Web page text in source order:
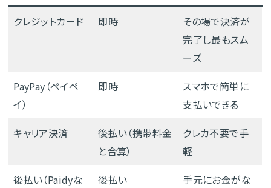
クレジットカード 即時
その場で決済が
完了し最もスム
ーズ
PayPay（ペイペ
イ）
即時
スマホで簡単に
支払いできる
キャリア決済
後払い（携帯料金
と合算）
クレカ不要で手
軽
後払い（Paidyな
後払い
手元にお金がな